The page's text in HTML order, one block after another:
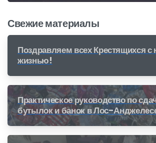
Свежие материалы
Поздравляем всех Крестящихся с
жизнью!
Практическое руководство по
бутылок и банок в Лос-
получить деньги за переработку